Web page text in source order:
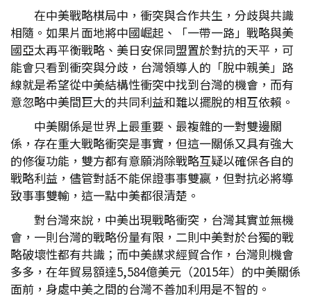
在中美戰略棋局中，衝突與合作共生，分歧與共識
相隨。如果片面地將中國崛起、「一帶一路」戰略與美
國亞太再平衡戰略、美日安保同盟置於對抗的天平，可
能會只看到衝突與分歧，台灣領導人的「脫中親美」路
線就是希望從中美結構性衝突中找到台灣的機會，而有
意忽略中美間巨大的共同利益和難以擺脫的相互依賴。
中美關係是世界上最重要、最複雜的一對雙邊關
係，存在重大戰略衝突是事實，但這一關係又具有強大
的修復功能，雙方都有意願消除戰略互疑以確保各自的
戰略利益，儘管對話不能保證事事雙嬴，但對抗必將導
致事事雙輸，這一點中美都很清楚。
對台灣來說，中美出現戰略衝突，台灣其實並無機
會，一則台灣的戰略份量有限，二則中美對於台獨的戰
略破壞性都有共識；而中美謀求經貿合作，台灣則機會
多多，在年貿易額達5,584億美元（2015年）的中美關係
面前，身處中美之間的台灣不善加利用是不智的。